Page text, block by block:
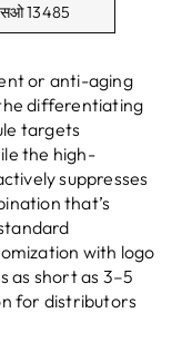
13485
or anti-aging
differentiating
targets
the high-
suppresses
that’s
with logo
as short as 3–5
for distributors